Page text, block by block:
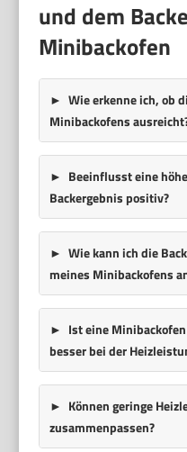
und dem
Minibackofen
Wie erkenne ich, ob
Minibackofens
Beeinflusst eine
Backergebnis positiv?
Wie kann ich die
meines Minibackofens
Ist eine
besser bei der
Können geringe
zusammenpassen?